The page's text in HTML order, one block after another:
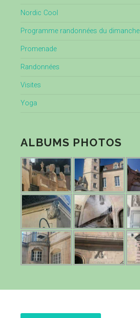
Nordic Cool
Programme randonnées du dimanche
Promenade
Randonnées
Visites
Yoga
ALBUMS PHOTOS